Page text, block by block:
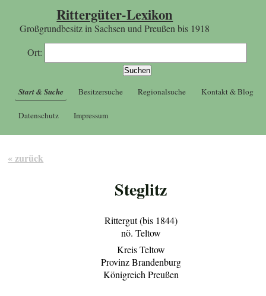
Rittergüter-Lexikon
Großgrundbesitz in Sachsen und Preußen bis 1918
Ort:
Start & Suche Besitzersuche Regionalsuche Kontakt & Blog
Datenschutz Impressum
« zurück
Steglitz
Rittergut (bis 1844)
nö. Teltow
Kreis Teltow
Provinz Brandenburg
Königreich Preußen